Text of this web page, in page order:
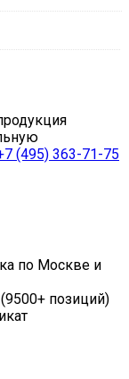
(495) 363-71-75
по Москве и
позиций)